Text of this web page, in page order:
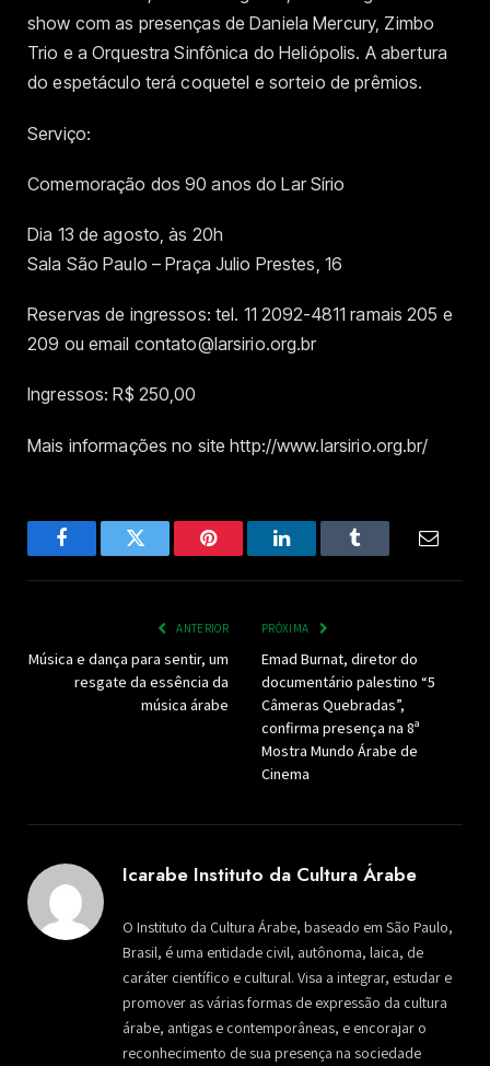
show com as presenças de Daniela Mercury, Zimbo
Trio e a Orquestra Sinfônica do Heliópolis. A abertura
do espetáculo terá coquetel e sorteio de prêmios.
Serviço:
Comemoração dos 90 anos do Lar Sírio
Dia 13 de agosto, às 20h
Sala São Paulo – Praça Julio Prestes, 16
Reservas de ingressos: tel. 11 2092-4811 ramais 205 e
209 ou email contato@larsirio.org.br
Ingressos: R$ 250,00
Mais informações no site http://www.larsirio.org.br/
FacebookTwitter Pinterest LinkedInTumblr Email
ANTERIOR
Música e dança para sentir, um
resgate da essência da
música árabe
PRÓXIMA
Emad Burnat, diretor do
documentário palestino “5
Câmeras Quebradas”,
confirma presença na 8ª
Mostra Mundo Árabe de
Cinema
Icarabe Instituto da Cultura Árabe
O Instituto da Cultura Árabe, baseado em São Paulo,
Brasil, é uma entidade civil, autônoma, laica, de
caráter científico e cultural. Visa a integrar, estudar e
promover as várias formas de expressão da cultura
árabe, antigas e contemporâneas, e encorajar o
reconhecimento de sua presença na sociedade